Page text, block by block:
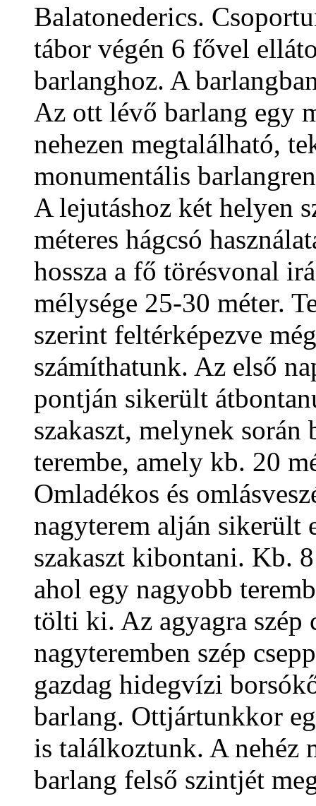
Balatonederics.
tábor végén 6 fővel
barlanghoz. A
Az ott lévő barlang egy
nehezen megtalálható,
monumentális
A lejutáshoz két helyen
méteres hágcsó
hossza a fő törésvonal
mélysége 25-30 méter.
szerint feltérképezve
számíthatunk. Az első
pontján sikerült
szakaszt, melynek
terembe, amely kb. 20
Omladékos és
nagyterem alján sikerült
szakaszt kibontani. Kb.
ahol egy nagyobb
tölti ki. Az agyagra szép
nagyteremben szép
gazdag hidegvízi
barlang. Ottjártunkkor
is találkoztunk. A nehéz
barlang felső szintjét